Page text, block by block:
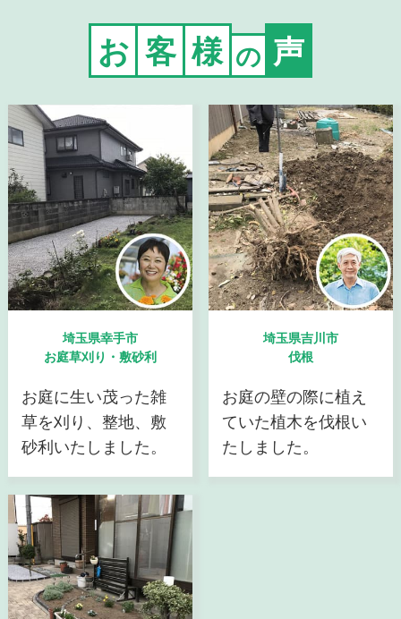
お 客 様 の 声
埼玉県幸手市
お庭草刈り・敷砂利
お庭に生い茂った雑
草を刈り、整地、敷
砂利いたしました。
埼玉県吉川市
伐根
お庭の壁の際に植え
ていた植木を伐根い
たしました。